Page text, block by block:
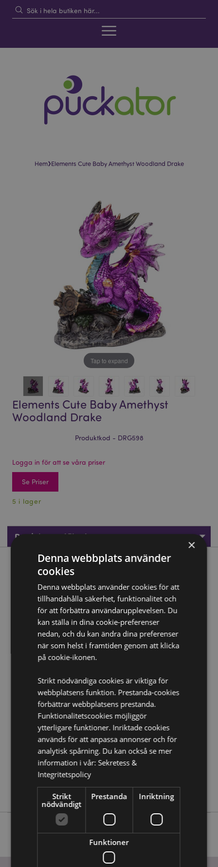
Hem›Elements Cute Baby Amethyst Woodland Drake
Tap to expand
Elements Cute Baby Amethyst
Woodland Drake
Produktkod - DRG598
Logga in för att se våra priser
Se Priser
5 i lager
Produktspecifikationer
Produktbeskrivning
Elements Cute Baby Amethyst Woodland Drake
Material:
Produkt Resurser:
Vill du veta mer om hur du köper från Puckator?
Kundens Imformations Guide.
Produktattribut
Information
Höjd 11cm Bredd 9cm Djup 5.5cm
5055071512858
48
0.230000
Nej
Nej
Nej
Elements
×
Denna webbplats använder
cookies
Denna webbplats använder cookies för att
tillhandahålla säkerhet, funktionalitet och
för att förbättra användarupplevelsen. Du
kan ställa in dina cookie-preferenser
nedan, och du kan ändra dina preferenser
när som helst i framtiden genom att klicka
på cookie-ikonen.
Strikt nödvändiga cookies är viktiga för
webbplatsens funktion. Prestanda-cookies
förbättrar webbplatsens prestanda.
Funktionalitetscookies möjliggör
ytterligare funktioner. Inriktade cookies
används för att anpassa annonser och för
analytisk spårning. Du kan också se mer
information i vår: Sekretess &
Integritetspolicy
Strikt
nödvändigt
Prestanda Inriktning
Funktioner